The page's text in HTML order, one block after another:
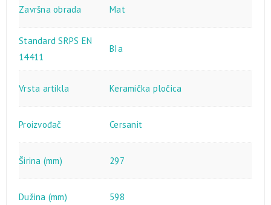
Završna obrada Mat
Standard SRPS EN
14411
BIa
Vrsta artikla Keramička pločica
Proizvođač Cersanit
Širina (mm) 297
Dužina (mm) 598